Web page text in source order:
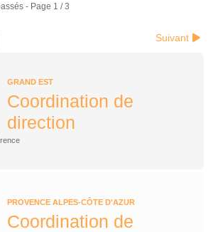
- Page 1 / 3
Suivant
GRAND EST
Coordination de
direction
PROVENCE ALPES-CÔTE D'AZUR
Coordination de